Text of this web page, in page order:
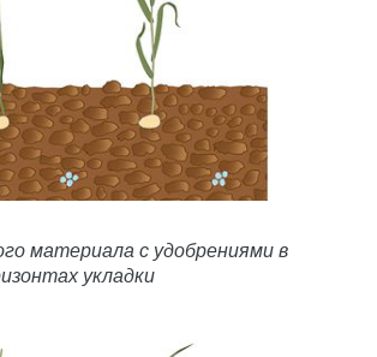
материала с удобрениями в
укладки